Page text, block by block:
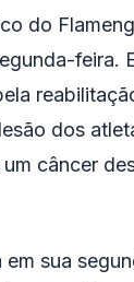
do
feira.
dos
câncer
sua